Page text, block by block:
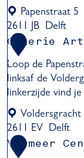
u
n
t
r
o
u
e
i
e
T
r
r
a
-
K
u
n
Papenstraat 5
2611 JB Delft
3
c
c
-
K
u
n
1
3
Galerie
Loop de
linksaf de
linkerzijde vind
Voldersgracht
2611 EV Delft
G
1
Vermeer